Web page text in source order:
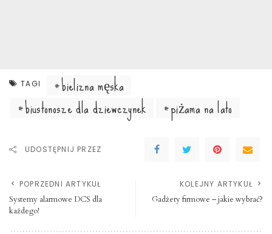
TAGI
bielizna męska
biustonosze dla dziewczynek
piżama na lato
UDOSTĘPNIJ PRZEZ
POPRZEDNI ARTYKUŁ
Systemy alarmowe DCS dla
każdego!
KOLEJNY ARTYKUŁ
Gadżety firmowe – jakie wybrać?